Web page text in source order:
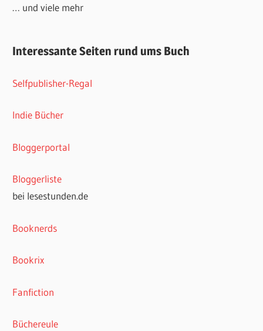
… und viele mehr
Interessante Seiten rund ums Buch
Selfpublisher-Regal
Indie Bücher
Bloggerportal
Bloggerliste
bei lesestunden.de
Booknerds
Bookrix
Fanfiction
Büchereule